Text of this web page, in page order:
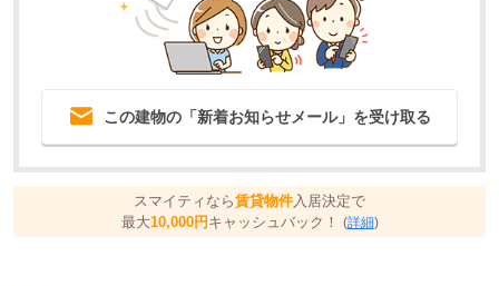
この建物の「新着お知らせメール」を受け取る
スマイティなら賃貸物件 入居決定で
最大10,000円キャッシュバック！ (詳細)